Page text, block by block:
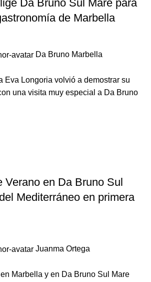
Da Bruno Sul Mare para
de Marbella
Da Bruno Marbella
Eva Longoria volvió a demostrar su
una visita muy especial a Da Bruno
Verano en Da Bruno Sul
Mediterráneo en primera
Juanma Ortega
Marbella y en Da Bruno Sul Mare